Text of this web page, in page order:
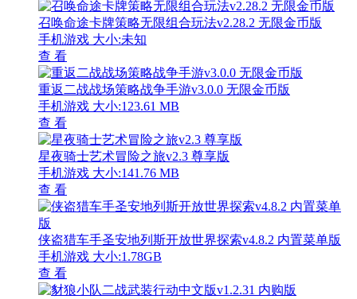
召唤命途卡牌策略无限组合玩法v2.28.2 无限金币版
手机游戏 大小:未知
查 看
重返二战战场策略战争手游v3.0.0 无限金币版
手机游戏 大小:123.61 MB
查 看
星夜骑士艺术冒险之旅v2.3 尊享版
手机游戏 大小:141.76 MB
查 看
侠盗猎车手圣安地列斯开放世界探索v4.8.2 内置菜单版
手机游戏 大小:1.78GB
查 看